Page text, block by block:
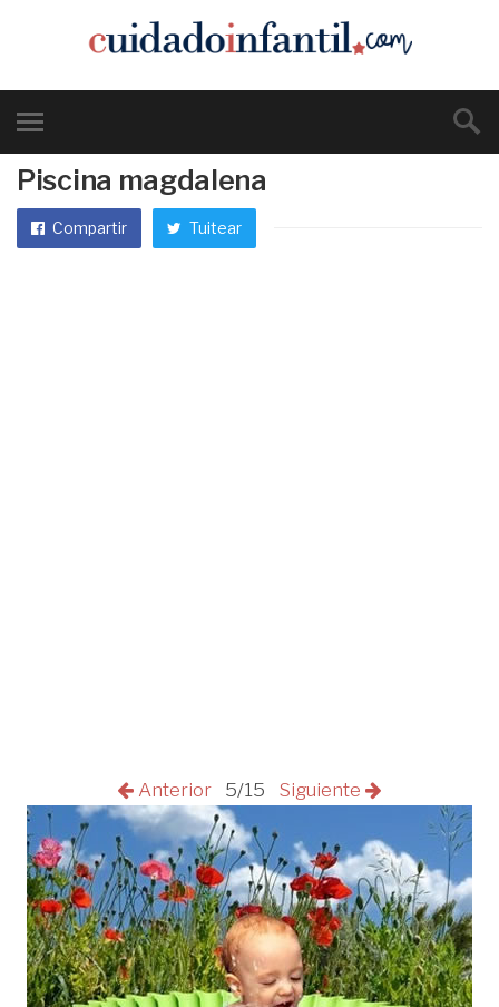
Piscina magdalena
Compartir Tuitear
Anterior 5/15 Siguiente